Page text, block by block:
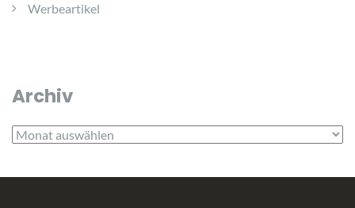
Werbeartikel
Archiv
Archiv